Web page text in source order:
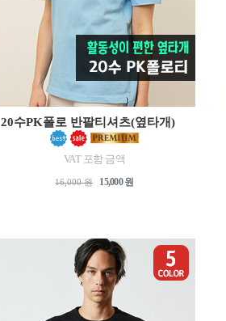
20수PK폴로 반팔티셔츠(옆타개)
VAT 포함 금액
16,000 원 15,000 원